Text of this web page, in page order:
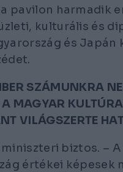
pavilon harmadik
kulturális és
és Japán
SZÁMUNKRA
MAGYAR
VILÁGSZERTE
biztos. –
értékei képesek